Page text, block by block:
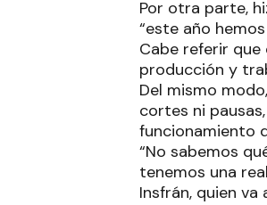
Por otra parte,
“este año
Cabe referir que
producción y
Del mismo
cortes ni
funcionamiento
“No sabemos
tenemos una
Insfrán, quien